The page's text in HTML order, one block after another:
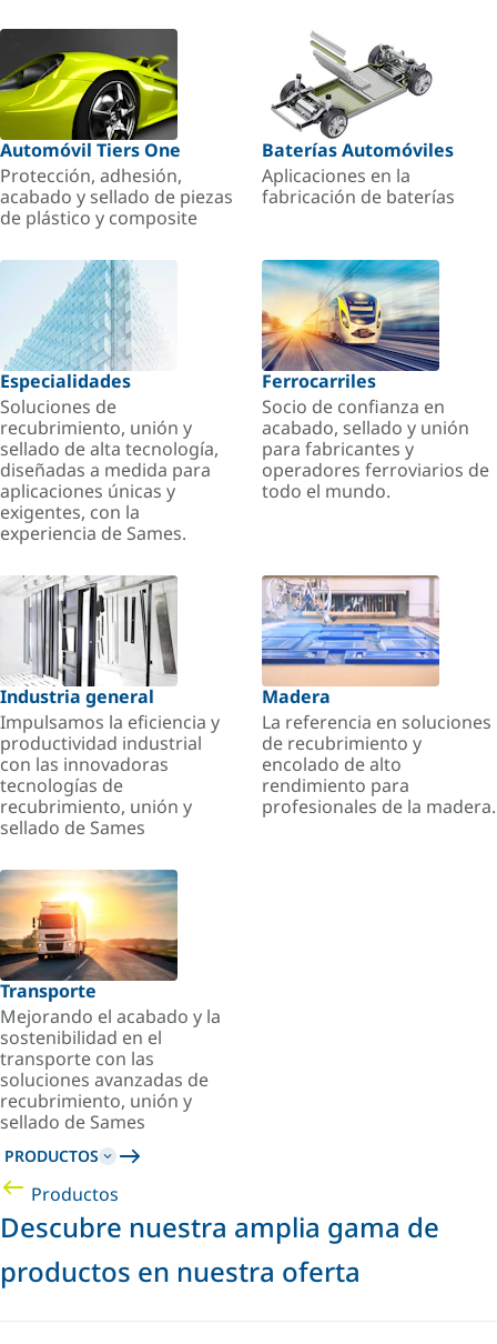
Automóvil Tiers One
Protección, adhesión,
acabado y sellado de piezas
de plástico y composite
Baterías Automóviles
Aplicaciones en la
fabricación de baterías
Especialidades
Soluciones de
recubrimiento, unión y
sellado de alta tecnología,
diseñadas a medida para
aplicaciones únicas y
exigentes, con la
experiencia de Sames.
Ferrocarriles
Socio de confianza en
acabado, sellado y unión
para fabricantes y
operadores ferroviarios de
todo el mundo.
Industria general
Impulsamos la eficiencia y
productividad industrial
con las innovadoras
tecnologías de
recubrimiento, unión y
sellado de Sames
Madera
La referencia en soluciones
de recubrimiento y
encolado de alto
rendimiento para
profesionales de la madera.
Transporte
Mejorando el acabado y la
sostenibilidad en el
transporte con las
soluciones avanzadas de
recubrimiento, unión y
sellado de Sames
PRODUCTOS
Productos
Descubre nuestra amplia gama de
productos en nuestra oferta